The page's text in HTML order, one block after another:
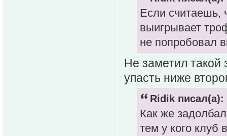
Если считаешь,
выигрывает
не попробовал
Не заметил
упасть ниже
Ridik писал(а):
Как же
тем у кого клуб